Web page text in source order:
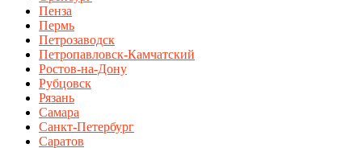
Пенза
Пермь
Петрозаводск
Петропавловск-Камчатский
Ростов-на-Дону
Рубцовск
Рязань
Самара
Санкт-Петербург
Саратов